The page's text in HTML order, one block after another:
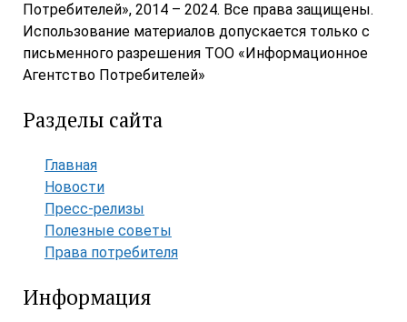
Потребителей», 2014 – 2024. Все права защищены.
Использование материалов допускается только с
письменного разрешения ТОО «Информационное
Агентство Потребителей»
Разделы сайта
Главная
Новости
Пресс-релизы
Полезные советы
Права потребителя
Информация